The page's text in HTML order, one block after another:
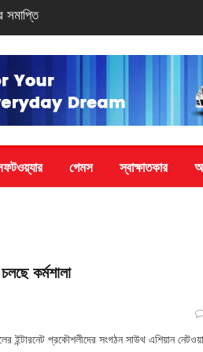
গেমস স্বাক্ষাতকার
কর্মশালা
ইন্টারনেট প্রকৌশলীদের সংগঠন সাউথ এশিয়ান